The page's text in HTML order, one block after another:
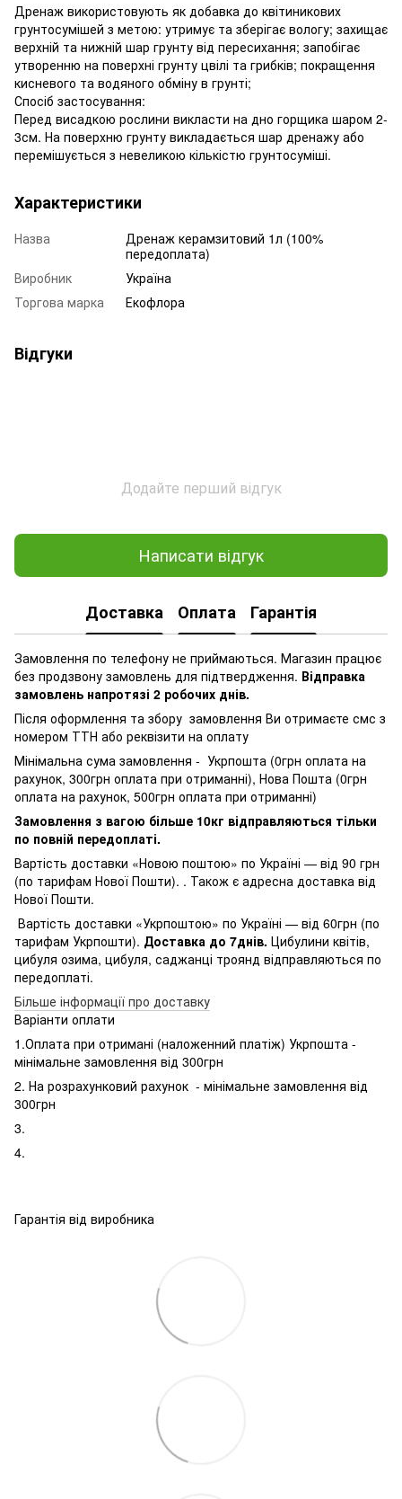
Дренаж використовують як добавка до квітиникових
грунтосумішей з метою: утримує та зберігає вологу; захищає
верхній та нижній шар грунту від пересихання; запобігає
утворенню на поверхні грунту цвілі та грибків; покращення
кисневого та водяного обміну в грунті;
Спосіб застосування:
Перед висадкою рослини викласти на дно горщика шаром 2-
3см. На поверхню грунту викладається шар дренажу або
перемішується з невеликою кількістю грунтосуміші.
Характеристики
Назва
Дренаж керамзитовий 1л (100%
передоплата)
Виробник
Україна
Торгова марка
Екофлора
Відгуки
Додайте перший відгук
Написати відгук
Доставка Оплата Гарантія
Замовлення по телефону не приймаються. Магазин працює
без продзвону замовлень для підтвердження. Відправка
замовлень напротязі 2 робочих днів.
Після оформлення та збору замовлення Ви отримаєте смс з
номером ТТН або реквізити на оплату
Мінімальна сума замовлення - Укрпошта (0грн оплата на
рахунок, 300грн оплата при отриманні), Нова Пошта (0грн
оплата на рахунок, 500грн оплата при отриманні)
Замовлення з вагою більше 10кг відправляються тільки
по повній передоплаті.
Вартість доставки «Новою поштою» по Україні — від 90 грн
(по тарифам Нової Пошти). . Також є адресна доставка від
Нової Пошти.
Вартість доставки «Укрпоштою» по Україні — від 60грн (по
тарифам Укрпошти). Доставка до 7днів. Цибулини квітів,
цибуля озима, цибуля, саджанці троянд відправляються по
передоплаті.
Більше інформації про доставку
Варіанти оплати
1.Оплата при отримані (наложенний платіж) Укрпошта -
мінімальне замовлення від 300грн
2. На розрахунковий рахунок - мінімальне замовлення від
300грн
3.
4.
Гарантія від виробника